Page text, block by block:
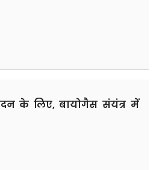
के लिए, बायोगैस संयंत्र में